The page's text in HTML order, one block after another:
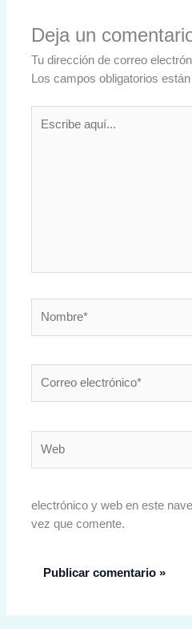
Deja un
Tu dirección de correo
Los campos obligatorios
aquí...
electrónico*
electrónico y web en este
vez que comente.